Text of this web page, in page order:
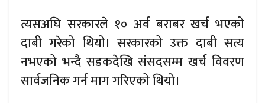
त्यसअघि सरकारले १० अर्व बराबर खर्च भएको
दाबी गरेको थियो। सरकारको उक्त दाबी सत्य
नभएको भन्दै सडकदेखि संसदसम्म खर्च विवरण
सार्वजनिक गर्न माग गरिएको थियो।